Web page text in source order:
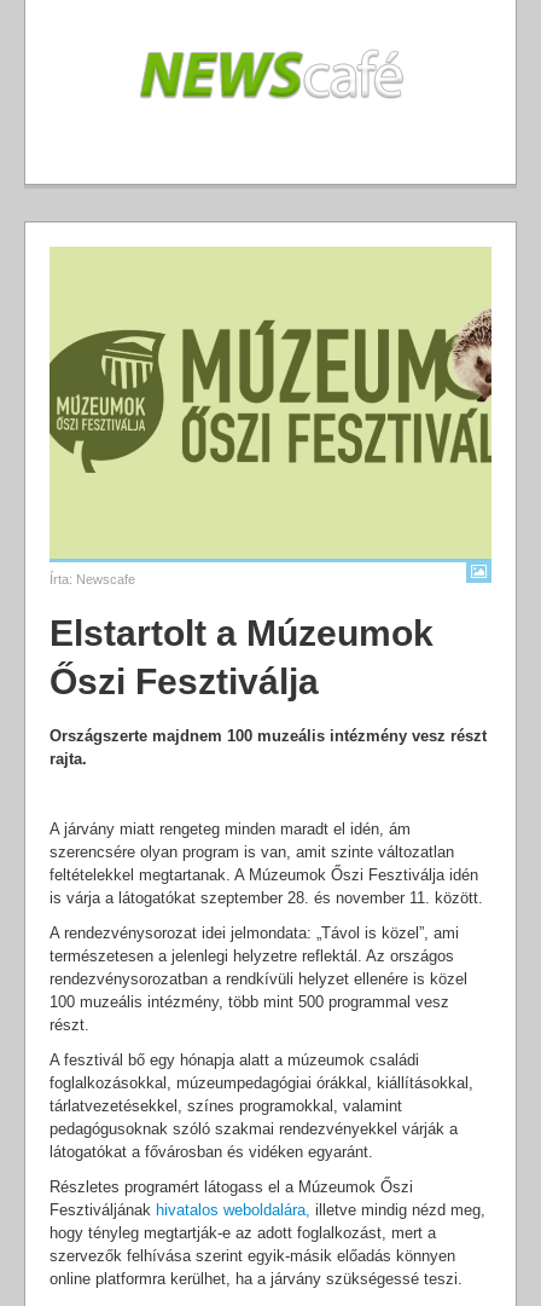
Írta: Newscafe
Elstartolt a Múzeumok
Őszi Fesztiválja
Országszerte majdnem 100 muzeális intézmény vesz részt
rajta.
A járvány miatt rengeteg minden maradt el idén, ám
szerencsére olyan program is van, amit szinte változatlan
feltételekkel megtartanak. A Múzeumok Őszi Fesztiválja idén
is várja a látogatókat szeptember 28. és november 11. között.
A rendezvénysorozat idei jelmondata: „Távol is közel”, ami
természetesen a jelenlegi helyzetre reflektál. Az országos
rendezvénysorozatban a rendkívüli helyzet ellenére is közel
100 muzeális intézmény, több mint 500 programmal vesz
részt.
A fesztivál bő egy hónapja alatt a múzeumok családi
foglalkozásokkal, múzeumpedagógiai órákkal, kiállításokkal,
tárlatvezetésekkel, színes programokkal, valamint
pedagógusoknak szóló szakmai rendezvényekkel várják a
látogatókat a fővárosban és vidéken egyaránt.
Részletes programért látogass el a Múzeumok Őszi
Fesztiváljának hivatalos weboldalára, illetve mindig nézd meg,
hogy tényleg megtartják-e az adott foglalkozást, mert a
szervezők felhívása szerint egyik-másik előadás könnyen
online platformra kerülhet, ha a járvány szükségessé teszi.